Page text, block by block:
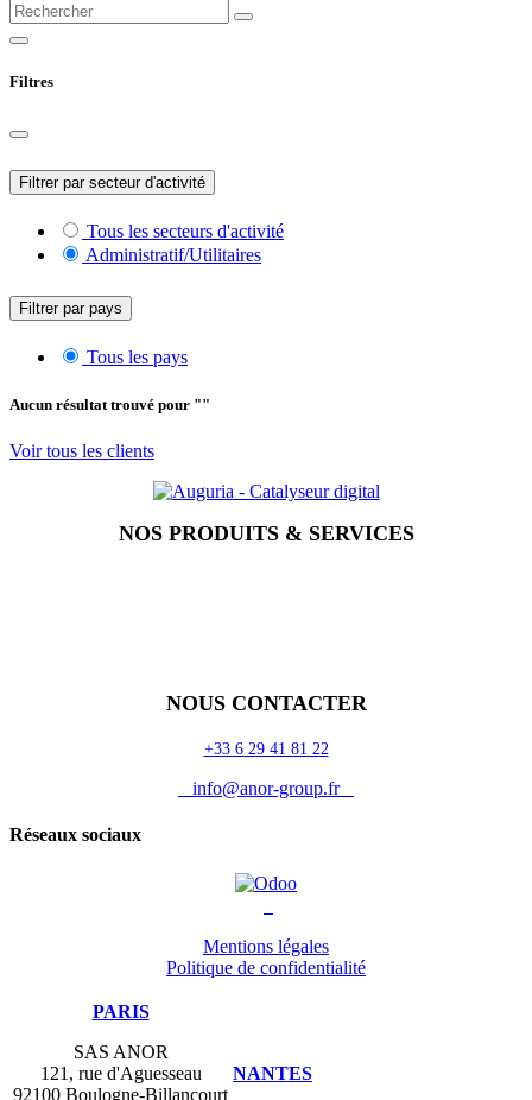
Filtres
Filtrer par secteur d'activité
Tous les secteurs d'activité
Administratif/Utilitaires
Filtrer par pays
Tous les pays
Aucun résultat trouvé pour ""
Voir tous les clients
NOS PRODUITS & SERVICES
NOUS CONTACTER
+33 6 29 41 81 22
info@anor-group.fr
Réseaux sociaux
Mentions légales
Politique de confidentialité
PARIS
SAS ANOR
121, rue d'Aguesseau
92100 Boulogne-Billancourt
NANTES